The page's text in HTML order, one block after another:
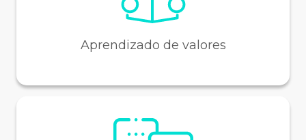
Aprendizado de valores